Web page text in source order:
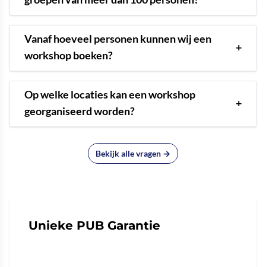
Vanaf hoeveel personen kunnen wij een
workshop boeken?
+
Op welke locaties kan een workshop
georganiseerd worden?
+
Bekijk alle vragen →
Unieke PUB Garantie